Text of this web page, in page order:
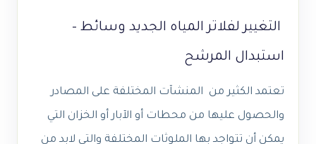
التغيير لفلاتر المياه الجديد وسائط –
استبدال المرشح
تعتمد الكثير من المنشآت المختلفة على المصادر
والحصول عليها من محطات أو الآبار أو الخزان التي
يمكن أن تتواجد بها الملوثات المختلفة والتي لابد من